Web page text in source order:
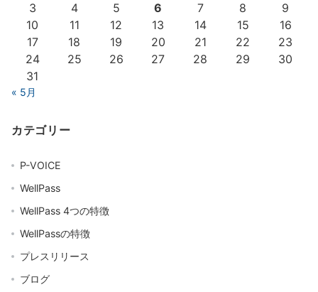
3
4 5 6 7 8
9
10
11 12 13 14 15
16
17
18 19 20 21 22
23
24
25 26 27 28 29
30
31
« 5月
カテゴリー
P-VOICE
WellPass
WellPass 4つの特徴
WellPassの特徴
プレスリリース
ブログ